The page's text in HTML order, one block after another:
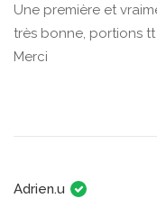
Une première et
très bonne, portions
Merci
Adrien.u